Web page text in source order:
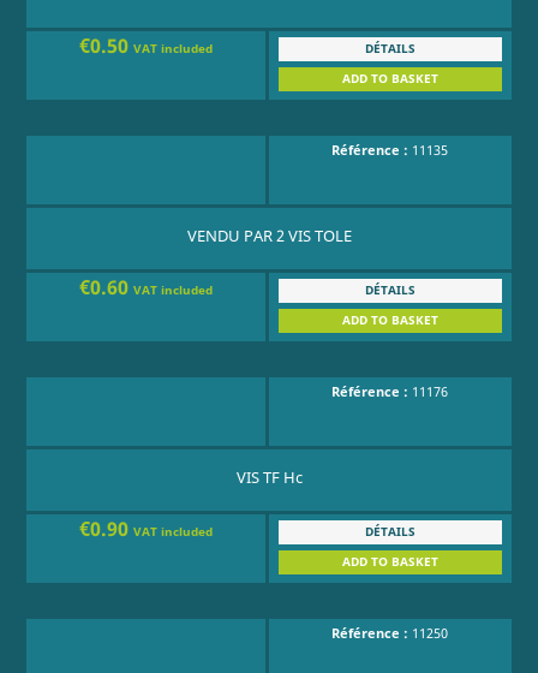
€0.50VAT included
DÉTAILS
ADD TO BASKET
Référence : 11135
VENDU PAR 2 VIS TOLE
€0.60VAT included
DÉTAILS
ADD TO BASKET
Référence : 11176
VIS TF Hc
€0.90VAT included
DÉTAILS
ADD TO BASKET
Référence : 11250